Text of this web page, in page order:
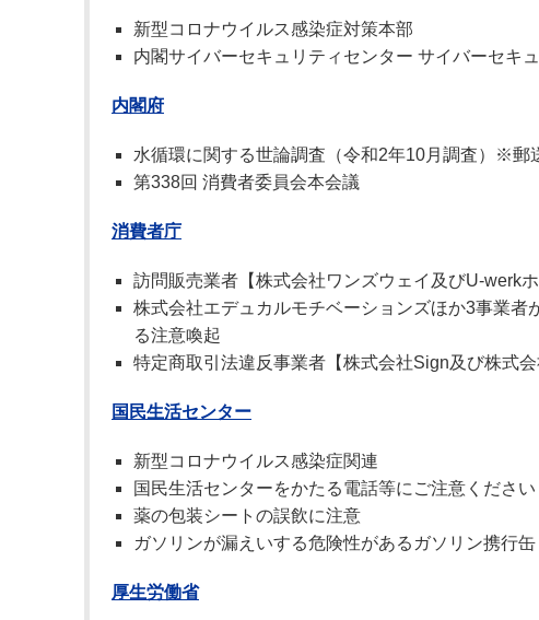
新型コロナウイルス感染症対策本部
内閣サイバーセキュリティセンター サイバーセキ
内閣府
水循環に関する世論調査（令和2年10月調査）※郵
第338回 消費者委員会本会議
消費者庁
訪問販売業者【株式会社ワンズウェイ及びU-werk
株式会社エデュカルモチベーションズほか3事業
る注意喚起
特定商取引法違反事業者【株式会社Sign及び株式
国民生活センター
新型コロナウイルス感染症関連
国民生活センターをかたる電話等にご注意ください
薬の包装シートの誤飲に注意
ガソリンが漏えいする危険性があるガソリン携行
厚生労働省